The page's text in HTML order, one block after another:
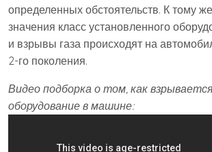
определенных обстоятельств. К тому
значения класс установленного
и взрывы газа происходят на
2-го поколения.
Видео подборка о том, как
оборудование в машине: